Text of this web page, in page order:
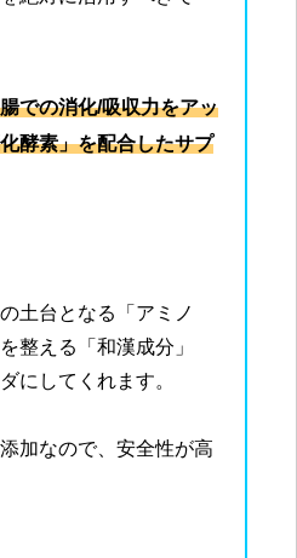
での消化/吸収力をアッ
酵素」を配合したサプ
土台となる「アミノ
整える「和漢成分」
にしてくれます。
加なので、安全性が高